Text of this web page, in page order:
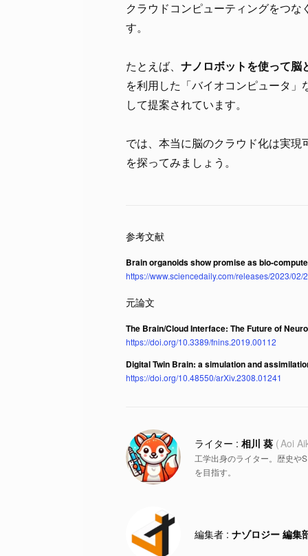
クラウドコンピューティングをつ
す。
たとえば、 ナノロボットを使って脳
を利用した「バイオコンピュータ
して提案されています。
では、本当に脳のクラウド化は実
を探ってみましょう。
Brain organoids show promise as bio-
https://www.sciencedaily.com/releases/2023/02/
The Brain/Cloud Interface: The Future of
https://doi.org/10.3389/fnins.2019.00112
Digital Twin Brain: a simulation and
https://doi.org/10.48550/arXiv.2308.01241
相川 葵 Aoi
工学出身のライター。歴史や
を目指す。
ナゾロジー 編集